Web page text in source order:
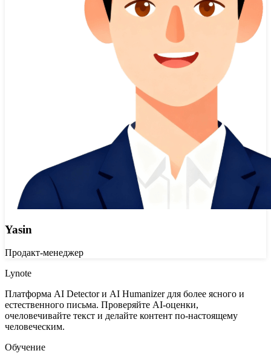
Yasin
Продакт-менеджер
Lynote
Платформа AI Detector и AI Humanizer для более ясного и
естественного письма. Проверяйте AI-оценки,
очеловечивайте текст и делайте контент по-настоящему
человеческим.
Обучение